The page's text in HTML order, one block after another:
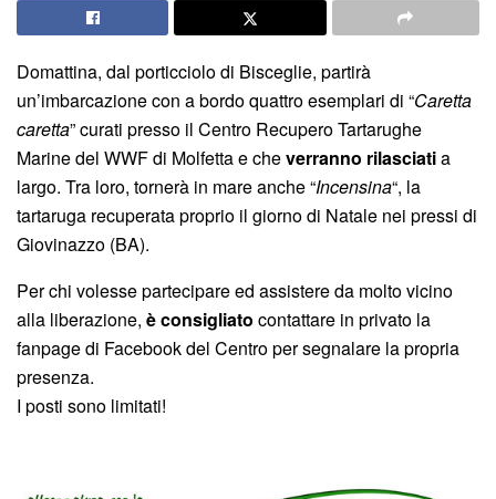
Domattina, dal porticciolo di Bisceglie, partirà
un’imbarcazione con a bordo quattro esemplari di “Caretta
caretta” curati presso il Centro Recupero Tartarughe
Marine del WWF di Molfetta e cheverranno rilasciatia
largo. Tra loro, tornerà in mare anche “Incensina“, la
tartaruga recuperata proprio il giorno di Natale nei pressi di
Giovinazzo (BA).
Per chi volesse partecipare ed assistere da molto vicino
alla liberazione, è consigliato contattare in privato la
fanpage di Facebook del Centro per segnalare la propria
presenza.
I posti sono limitati!